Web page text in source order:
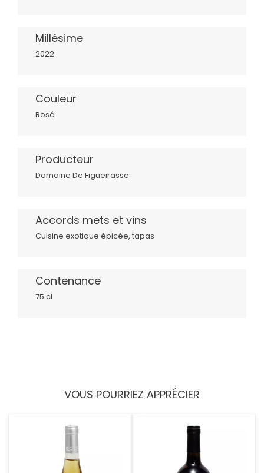
Millésime
2022
Couleur
Rosé
Producteur
Domaine De Figueirasse
Accords mets et vins
Cuisine exotique épicée, tapas
Contenance
75 cl
VOUS POURRIEZ APPRÉCIER